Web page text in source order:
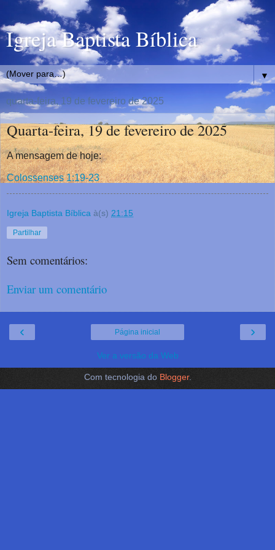
Igreja Baptista Bíblica
▼
quarta-feira, 19 de fevereiro de 2025
Quarta-feira, 19 de fevereiro de 2025
A mensagem de hoje:
Colossenses 1:19-23
Igreja Baptista Bíblica à(s) 21:15
Partilhar
Sem comentários:
Enviar um comentário
‹ ›
Página inicial
Ver a versão da Web
Com tecnologia do Blogger.